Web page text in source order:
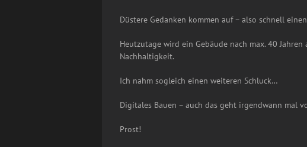
Düstere Gedanken kommen auf – also schnell
Heutzutage wird ein Gebäude nach max. 40
Nachhaltigkeit.
Ich nahm sogleich einen weiteren Schluck…
Digitales Bauen – auch das geht irgendwann mal
Prost!